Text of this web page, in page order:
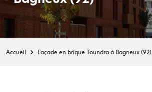
Accueil Façade en brique Toundra à Bagneux (92)